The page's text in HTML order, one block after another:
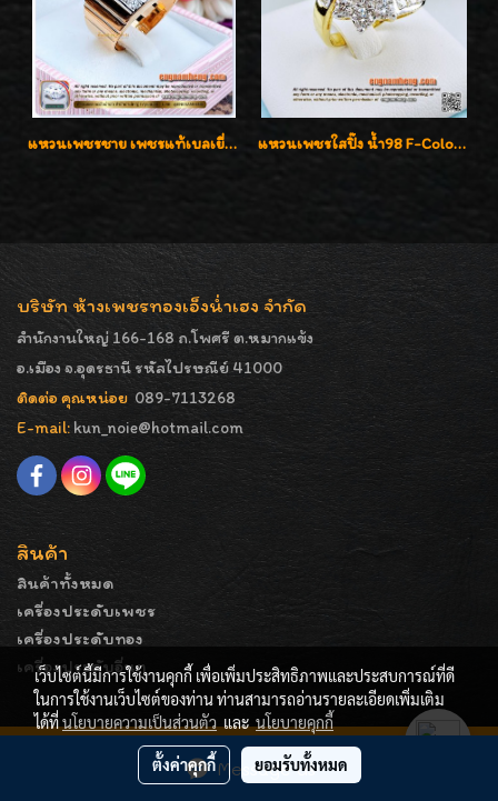
Message Us
แหวนเพชรชาย เพชรแท้เบลเยี่ยมคัท น้ำ100% D-Color/VVS 2.46 กะรัต แหวนเพชรใสปิ๊ง น้ำ98 F-Color/VVS1 น้ำหนักเพชรรวม 2.56 กะรัต ใส่เต็มนิ้วเพชรเป็นน้ำเป็นเนื้อสวยมากๆค่ะ
บริษัท ห้างเพชรทองเอ็งน่ำเฮง จำกัด
สำนักงานใหญ่ 166-168 ถ.โพศรี ต.หมากแข้ง
อ.เมือง จ.อุดรธานี รหัสไปรษณีย์ 41000
ติดต่อ คุณหน่อย 089-7113268
E-mail: kun_noie@hotmail.com
สินค้า
สินค้าทั้งหมด
เครื่องประดับเพชร
เครื่องประดับทอง
เครื่องประดับอื่นๆ
COPYRIGHT - ENGNAMHENG | รูปภาพมีลิขสิทธิ์ ห้ามมิให้
ทำการคัดลอกหรือนำไปเผยแพร่ก่อนได้รับอนุญาต
เว็บไซต์นี้มีการใช้งานคุกกี้ เพื่อเพิ่มประสิทธิภาพและประสบการณ์ที่ดี
ในการใช้งานเว็บไซต์ของท่าน ท่านสามารถอ่านรายละเอียดเพิ่มเติม
ได้ที่นโยบายความเป็นส่วนตัวและนโยบายคุกกี้
ตั้งค่าคุกกี้ ยอมรับทั้งหมด